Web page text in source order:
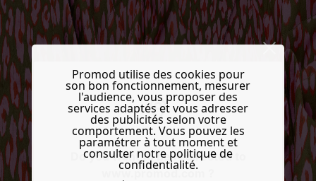
Do you want to be redirected to
www.promod.com ?
Promod utilise des cookies pour
son bon fonctionnement, mesurer
l'audience, vous proposer des
services adaptés et vous adresser
des publicités selon votre
comportement. Vous pouvez les
paramétrer à tout moment et
consulter notre politique de
confidentialité.